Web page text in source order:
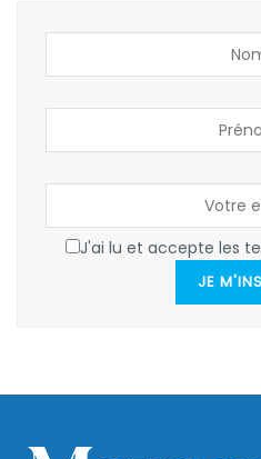
J'ai lu et accepte les
JE